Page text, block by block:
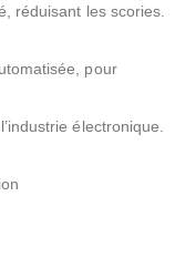
réduisant les scories.
pour
électronique.